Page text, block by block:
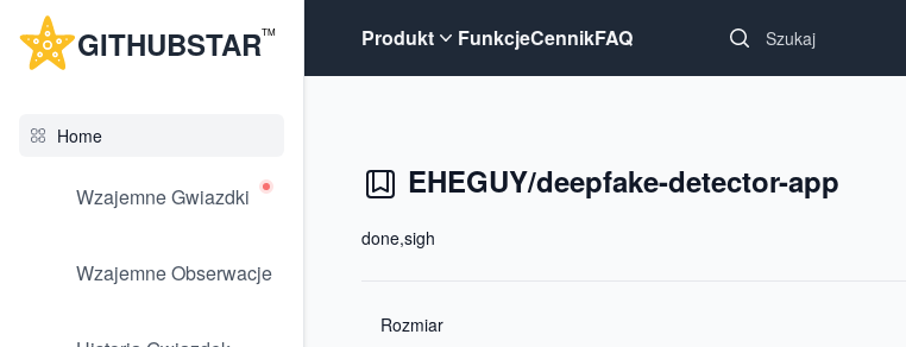
GITHUBSTARTM
Home
Wzajemne Gwiazdki
Wzajemne Obserwacje
Produkt FunkcjeCennikFAQ
EHEGUY/deepfake-detector-app
done,sigh
Rozmiar